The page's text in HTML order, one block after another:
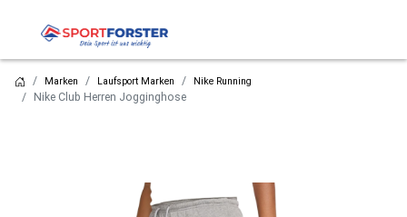
Marken Laufsport Marken Nike Running
Nike Club Herren Jogginghose